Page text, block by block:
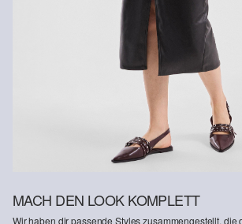
Weitere Informationen sind unserer „ Hilfe & FAQ
HIER online anmelden.
MACH DEN LOOK KOMPLETT
Wir haben dir passende Styles zusammengestellt, die